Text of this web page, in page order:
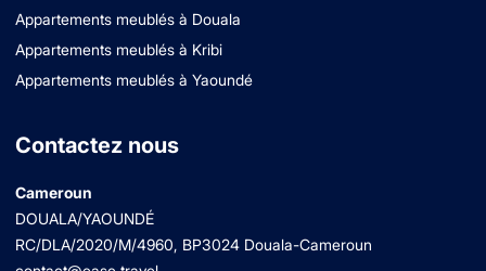
Appartements meublés à Douala
Appartements meublés à Kribi
Appartements meublés à Yaoundé
Contactez nous
Cameroun
DOUALA/YAOUNDÉ
RC/DLA/2020/M/4960, BP3024 Douala-Cameroun